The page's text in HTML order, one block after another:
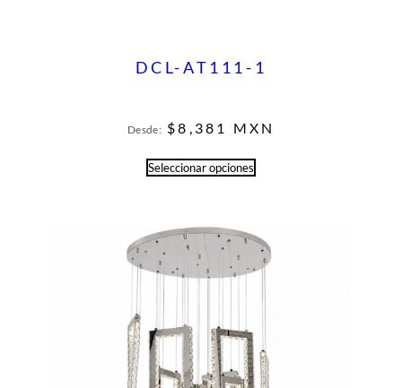
DCL-AT111-1
Desde: $8,381 MXN
Seleccionar opciones